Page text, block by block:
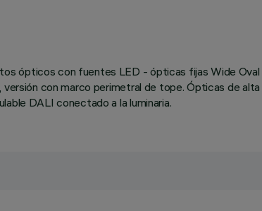
ópticos con fuentes LED - ópticas fijas Wide
con marco perimetral de tope. Ópticas de
DALI conectado a la luminaria.